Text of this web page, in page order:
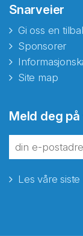
Snarveier
Gi oss en
Sponsorer
Site map
Meld deg
Les våre